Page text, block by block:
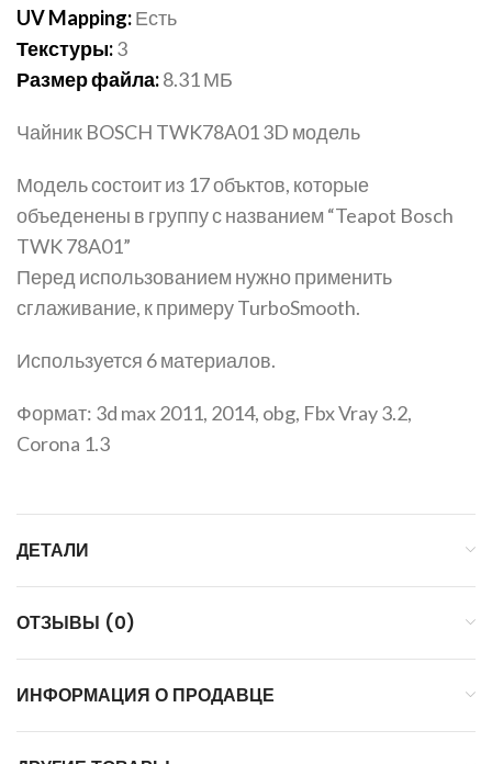
UV Mapping:Есть
Текстуры:3
Размер файла:8.31 МБ
Чайник BOSCH TWK78A01 3D модель
Модель состоит из 17 объктов, которые
объеденены в группу с названием “Teapot Bosch
TWK 78A01”
Перед использованием нужно применить
сглаживание, к примеру TurboSmooth.
Используется 6 материалов.
Формат: 3d max 2011, 2014, obg, Fbx Vray 3.2,
Corona 1.3
ДЕТАЛИ
ОТЗЫВЫ (0)
ИНФОРМАЦИЯ О ПРОДАВЦЕ